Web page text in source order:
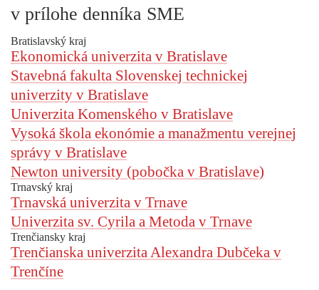
v prílohe denníka SME
Bratislavský kraj
Ekonomická univerzita v Bratislave
Stavebná fakulta Slovenskej technickej
univerzity v Bratislave
Univerzita Komenského v Bratislave
Vysoká škola ekonómie a manažmentu verejnej
správy v Bratislave
Newton university (pobočka v Bratislave)
Trnavský kraj
Trnavská univerzita v Trnave
Univerzita sv. Cyrila a Metoda v Trnave
Trenčiansky kraj
Trenčianska univerzita Alexandra Dubčeka v
Trenčíne